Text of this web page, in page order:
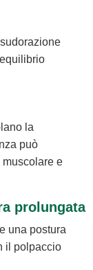
la
può
muscolare e
prolungata
una postura
il polpaccio